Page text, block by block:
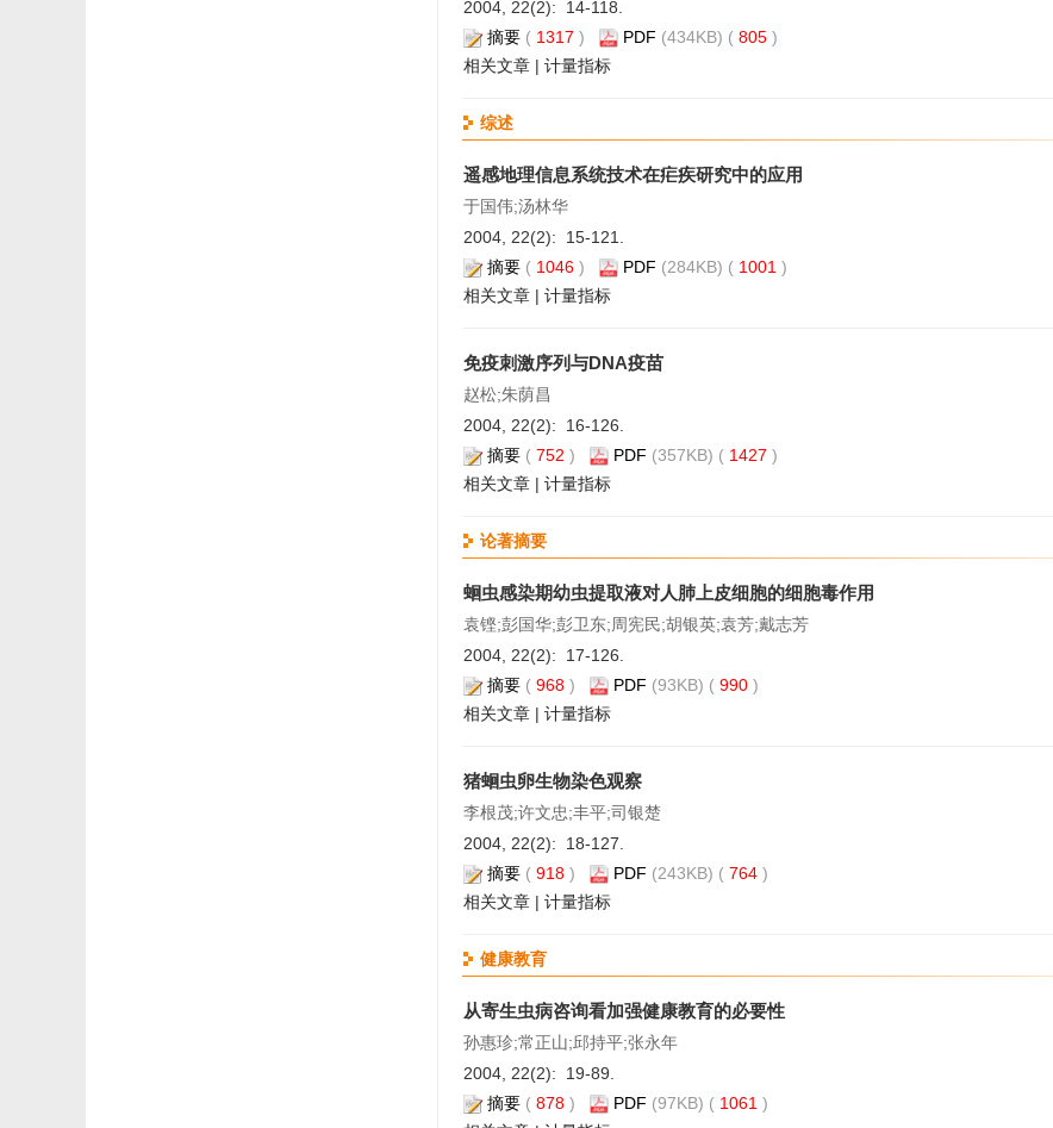
2004, 22(2): 14-118.
摘要 ( 1317 ) PDF (434KB) ( 805 )
相关文章 | 计量指标
综述
遥感地理信息系统技术在疟疾研究中的应用
于国伟;汤林华
2004, 22(2): 15-121.
摘要 ( 1046 ) PDF (284KB) ( 1001 )
相关文章 | 计量指标
免疫刺激序列与DNA疫苗
赵松;朱荫昌
2004, 22(2): 16-126.
摘要 ( 752 ) PDF (357KB) ( 1427 )
相关文章 | 计量指标
论著摘要
蛔虫感染期幼虫提取液对人肺上皮细胞的细胞毒作用
袁铿;彭国华;彭卫东;周宪民;胡银英;袁芳;戴志芳
2004, 22(2): 17-126.
摘要 ( 968 ) PDF (93KB) ( 990 )
相关文章 | 计量指标
猪蛔虫卵生物染色观察
李根茂;许文忠;丰平;司银楚
2004, 22(2): 18-127.
摘要 ( 918 ) PDF (243KB) ( 764 )
相关文章 | 计量指标
健康教育
从寄生虫病咨询看加强健康教育的必要性
孙惠珍;常正山;邱持平;张永年
2004, 22(2): 19-89.
摘要 ( 878 ) PDF (97KB) ( 1061 )